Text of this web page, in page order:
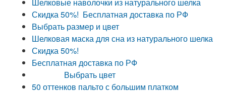
Скидка 50%! Бесплатная доставка по РФ
Выбрать размер и цвет
Шелковая маска для сна из натурального шелка
Скидка 50%!
Бесплатная доставка по РФ
Выбрать цвет
50 оттенков пальто с большим платком